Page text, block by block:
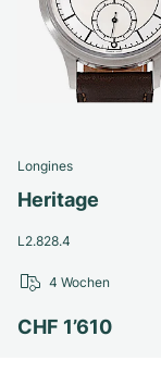
Longines
Heritage
L2.828.4
CHF 1’610
4 Wochen